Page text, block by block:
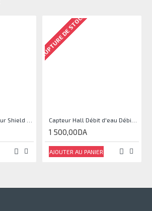
RUPTURE DE STOCK
1 500,00DA
AJOUTER AU PANIER